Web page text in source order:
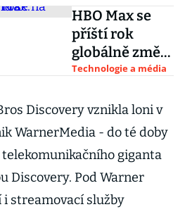
HBO Max se
příští rok
globálně změní
na Max. Pokles
se na tržbách
neprojevil
Technologie a média
Discovery vznikla loni v
WarnerMedia - do té doby
giganta
Discovery. Pod Warner
streamovací služby